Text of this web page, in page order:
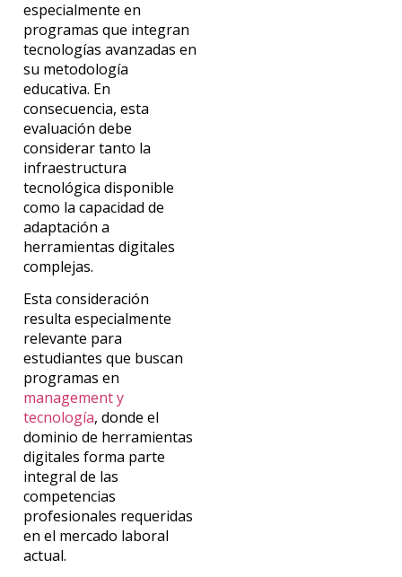
especialmente en
programas que integran
tecnologías avanzadas en
su metodología
educativa. En
consecuencia, esta
evaluación debe
considerar tanto la
infraestructura
tecnológica disponible
como la capacidad de
adaptación a
herramientas digitales
complejas.
Esta consideración
resulta especialmente
relevante para
estudiantes que buscan
programas en
management y
tecnología, donde el
dominio de herramientas
digitales forma parte
integral de las
competencias
profesionales requeridas
en el mercado laboral
actual.